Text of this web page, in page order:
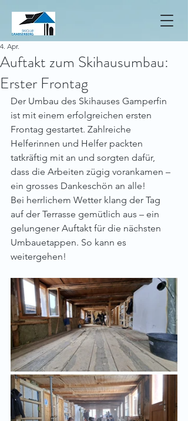
Auftakt zum Skihausumbau:
Erster Frontag
4. Apr.
Der Umbau des Skihauses Gamperfin
ist mit einem erfolgreichen ersten
Frontag gestartet. Zahlreiche
Helferinnen und Helfer packten
tatkräftig mit an und sorgten dafür,
dass die Arbeiten zügig vorankamen –
ein grosses Dankeschön an alle!
Bei herrlichem Wetter klang der Tag
auf der Terrasse gemütlich aus – ein
gelungener Auftakt für die nächsten
Umbauetappen. So kann es
weitergehen!